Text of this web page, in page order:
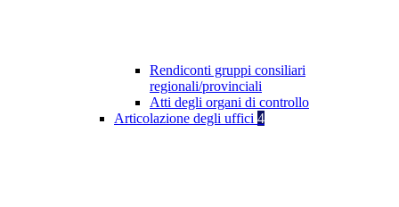
Rendiconti gruppi consiliari
regionali/provinciali
Atti degli organi di controllo
Articolazione degli uffici 4